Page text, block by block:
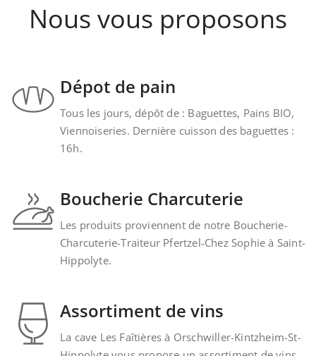
Nous vous proposons
Dépot de pain
Tous les jours, dépôt de : Baguettes, Pains BIO,
Viennoiseries. Dernière cuisson des baguettes :
16h.
Boucherie Charcuterie
Les produits proviennent de notre Boucherie-
Charcuterie-Traiteur Pfertzel-Chez Sophie à Saint-
Hippolyte.
Assortiment de vins
La cave Les Faîtières à Orschwiller-Kintzheim-St-